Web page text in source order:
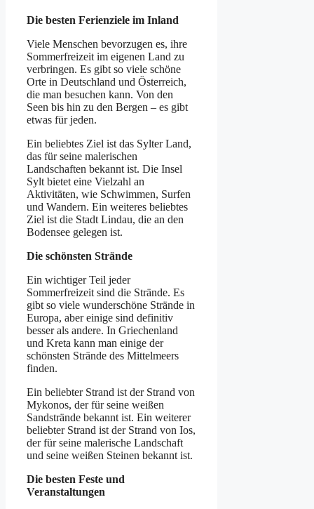
Die besten Ferienziele im Inland
Viele Menschen bevorzugen es, ihre
Sommerfreizeit im eigenen Land zu
verbringen. Es gibt so viele schöne
Orte in Deutschland und Österreich,
die man besuchen kann. Von den
Seen bis hin zu den Bergen – es gibt
etwas für jeden.
Ein beliebtes Ziel ist das Sylter Land,
das für seine malerischen
Landschaften bekannt ist. Die Insel
Sylt bietet eine Vielzahl an
Aktivitäten, wie Schwimmen, Surfen
und Wandern. Ein weiteres beliebtes
Ziel ist die Stadt Lindau, die an den
Bodensee gelegen ist.
Die schönsten Strände
Ein wichtiger Teil jeder
Sommerfreizeit sind die Strände. Es
gibt so viele wunderschöne Strände in
Europa, aber einige sind definitiv
besser als andere. In Griechenland
und Kreta kann man einige der
schönsten Strände des Mittelmeers
finden.
Ein beliebter Strand ist der Strand von
Mykonos, der für seine weißen
Sandstrände bekannt ist. Ein weiterer
beliebter Strand ist der Strand von Ios,
der für seine malerische Landschaft
und seine weißen Steinen bekannt ist.
Die besten Feste und
Veranstaltungen